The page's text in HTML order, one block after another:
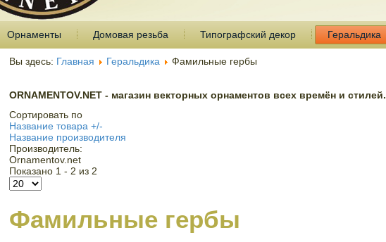
Орнаменты Домовая резьба Типографский декор Геральдика
Вы здесь: Главная Геральдика Фамильные гербы
ORNAMENTOV.NET - магазин векторных орнаментов всех времён и стилей.
Сортировать по
Название товара +/-
Название производителя
Производитель:
Ornamentov.net
Показано 1 - 2 из 2
Фамильные гербы